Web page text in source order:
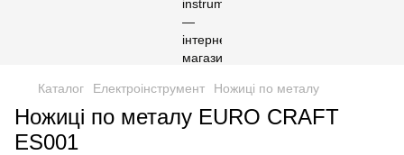
Каталог Електроінструмент Ножиці по металу
Ножиці по металу EURO CRAFT
ES001